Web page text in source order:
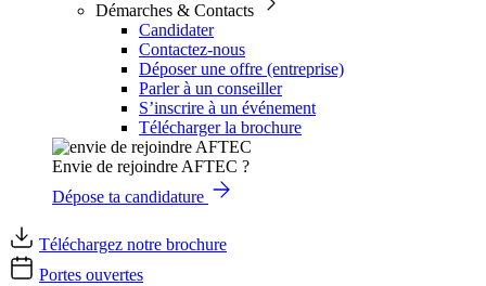
Démarches & Contacts
Candidater
Contactez-nous
Déposer une offre (entreprise)
Parler à un conseiller
S’inscrire à un événement
Télécharger la brochure
Envie de rejoindre AFTEC ?
Dépose ta candidature
Téléchargez notre brochure
Portes ouvertes